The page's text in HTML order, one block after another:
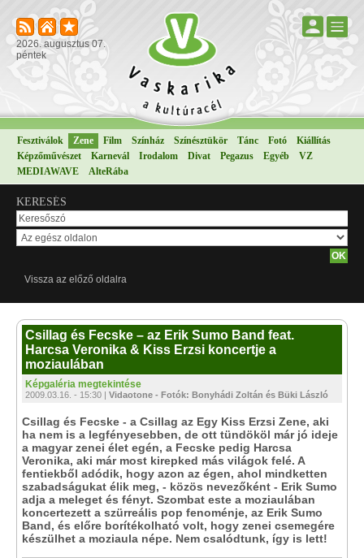
2026. augusztus 07.
péntek
Fesztiválok Zene Film Színház Színésztükör Tánc Fotó
Kiállítás
Képzőművészet
Karnevál Irodalom Divat Pegazus Egyéb
VZ
MEDIAWAVE
AlteRába
KERESÉS
Vissza az előző oldalra
Csillag és Fecske – az Erik Sumo Band feat.
Harcsa Veronika & Kiss Erzsi koncertje a
moziaulában
Képgaléria megtekintése
2009.03.16. - 15:30 | Vidaotone - Fotók: Bonyhádi Zoltán és Büki László
Csillag és Fecske - a Csillag az Egy Kiss Erzsi Zene, aki
ha nem is a legfényesebben, de ott tündököl már jó ideje
a magyar zenei élet egén, a Fecske pedig Harcsa
Veronika, aki már most kirepked más világok felé. A
fentiekből adódik, hogy azon az égen, ahol mindketten
szabadságukat élik meg, - közös nevezőként - Erik Sumo
adja a meleget és fényt. Szombat este a moziaulában
koncertezett a szürreális pop fenoménje, az Erik Sumo
Band, és előre borítékolható volt, hogy zenei csemegére
készülhet a moziaula népe. Nem csalódtunk, így is lett!